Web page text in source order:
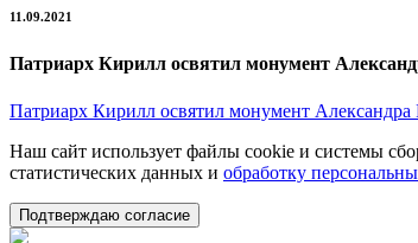
11.09.2021
Патриарх Кирилл освятил монумент
Патриарх Кирилл освятил монумент Александра
Наш сайт использует файлы cookie и системы
статистических данных и обработку
Подтверждаю согласие